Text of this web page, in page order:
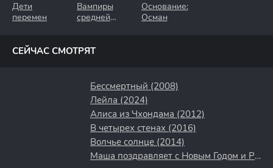
Дети
перемен
Вампиры
средней
Основание:
Осман
СЕЙЧАС СМОТРЯТ
Бессмертный (2008)
Лейла (2024)
Алиса из Чхондама (2012)
В четырех стенах (2016)
Волчье солнце (2014)
Маша поздравляет с Новым Годом и Рождеством (2017)